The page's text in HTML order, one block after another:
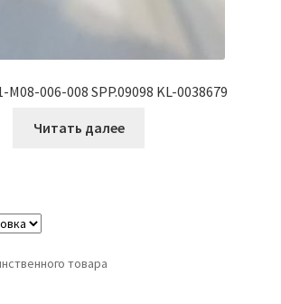
006-008 SPP.09098 KL-0038679
Читать далее
товара